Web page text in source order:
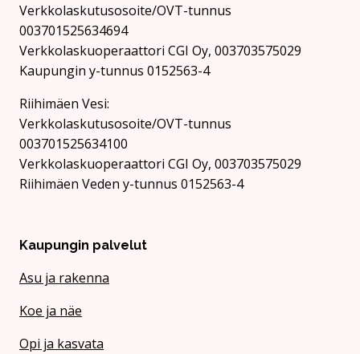
Verkkolaskutusosoite/OVT-tunnus
003701525634694
Verkkolaskuoperaattori CGI Oy, 003703575029
Kaupungin y-tunnus 0152563-4
Rii­hi­mäen Vesi:
Verkkolaskutusosoite/OVT-tunnus
003701525634100
Verkkolaskuoperaattori CGI Oy, 003703575029
Riihimäen Veden y-tunnus 0152563-4
Kaupungin palvelut
Asu ja rakenna
Koe ja näe
Opi ja kasvata